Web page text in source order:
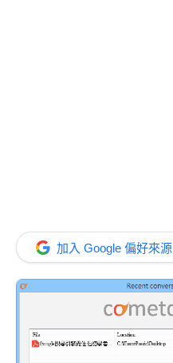
加入 Google 偏好來源